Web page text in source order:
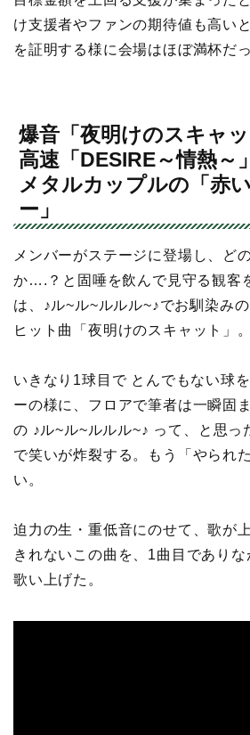
け支援者やファンの期待値も高い
を証明する様に会場はほぼ満杯だ
爆音「夜明けのスキャ
高速「DESIRE～情熱～
メタルカップルの「赤
ー」
メンバーがステージに登場し、ど
か….？と固唾を飲んで見守る観客
は、♪ル~ル~ルルル~♪でお馴染み
ヒット曲「夜明けのスキャット」。
いきなり1球目で とんでもない球
ーの様に、フロアで筆者は一瞬固
の ♪ル~ル~ルルル~♪ って、と思っ
で笑いが炸裂する。もう「やられ
い。
迫力の生・重低音にのせて、歌が
きれないこの曲を、1曲目であり
歌い上げた。